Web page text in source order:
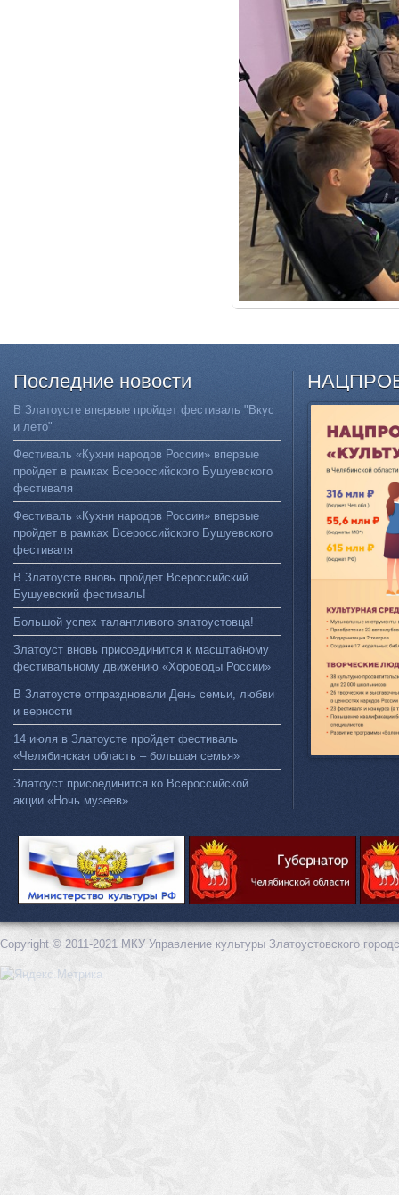
Последние новости
В Златоусте впервые пройдет фестиваль "Вкус
и лето"
Фестиваль «Кухни народов России» впервые
пройдет в рамках Всероссийского Бушуевского
фестиваля
Фестиваль «Кухни народов России» впервые
пройдет в рамках Всероссийского Бушуевского
фестиваля
В Златоусте вновь пройдет Всероссийский
Бушуевский фестиваль!
Большой успех талантливого златоустовца!
Златоуст вновь присоединится к масштабному
фестивальному движению «Хороводы России»
В Златоусте отпраздновали День семьи, любви
и верности
14 июля в Златоусте пройдет фестиваль
«Челябинская область – большая семья»
Златоуст присоединится ко Всероссийской
акции «Ночь музеев»
Copyright © 2011-2021 МКУ Управление культуры Златоустовского